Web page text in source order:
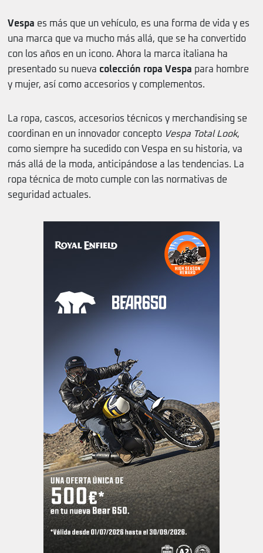
Vespa es más que un vehículo, es una forma de vida y es
una marca que va mucho más allá, que se ha convertido
con los años en un icono. Ahora la marca italiana ha
presentado su nueva colección ropa Vespa para hombre
y mujer, así como accesorios y complementos.
La ropa, cascos, accesorios técnicos y merchandising se
coordinan en un innovador concepto Vespa Total Look,
como siempre ha sucedido con Vespa en su historia, va
más allá de la moda, anticipándose a las tendencias. La
ropa técnica de moto cumple con las normativas de
seguridad actuales.